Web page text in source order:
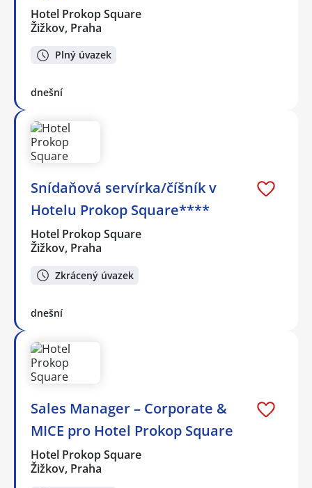
Hotel Prokop Square
Žižkov, Praha
Plný úvazek
dnešní
Snídaňová servírka/číšník v
Hotelu Prokop Square****
Hotel Prokop Square
Žižkov, Praha
Zkrácený úvazek
dnešní
Sales Manager – Corporate &
MICE pro Hotel Prokop Square
Hotel Prokop Square
Žižkov, Praha